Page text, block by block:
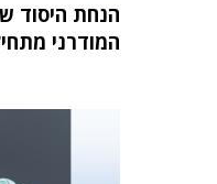
הנחת היסוד
המודרני